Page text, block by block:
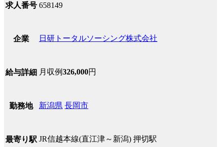
求人番号 658149
企業 日研トータルソーシング株式会社
給与詳細 月収例326,000円
勤務地 新潟県 長岡市
最寄り駅 JR信越本線(直江津～新潟) 押切駅